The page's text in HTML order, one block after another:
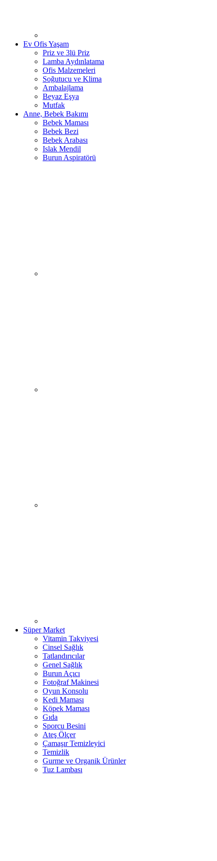
Ev Ofis Yaşam
Priz ve 3lü Priz
Lamba Aydınlatama
Ofis Malzemeleri
Soğutucu ve Klima
Ambalajlama
Beyaz Eşya
Mutfak
Anne, Bebek Bakımı
Bebek Maması
Bebek Bezi
Bebek Arabası
Islak Mendil
Burun Aspiratörü
Süper Market
Vitamin Takviyesi
Cinsel Sağlık
Tatlandırıcılar
Genel Sağlık
Burun Açıcı
Fotoğraf Makinesi
Oyun Konsolu
Kedi Maması
Köpek Maması
Gıda
Sporcu Besini
Ateş Ölçer
Çamaşır Temizleyici
Temizlik
Gurme ve Organik Ürünler
Tuz Lambası